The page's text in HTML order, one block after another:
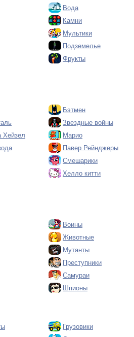
Вода
Камни
Мультики
Подземелье
Фрукты
Бэтмен
Звездные войны
Хейзел Марио
Павер Рейнджеры
Смешарики
Хелло китти
Воины
Животные
Мутанты
Преступники
Самураи
Шпионы
Грузовики